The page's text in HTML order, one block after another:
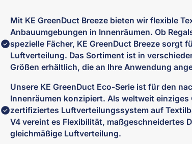
Mit KE GreenDuct Breeze bieten wir flexible
Anbauumgebungen in Innenräumen. Ob
spezielle Fächer, KE GreenDuct Breeze sorgt
Luftverteilung. Das Sortiment ist in
Größen erhältlich, die an Ihre Anwendung
Unsere KE GreenDuct Eco-Serie ist für den
Innenräumen konzipiert. Als weltweit einziges
zertifiziertes Luftverteilungssystem auf
V4 vereint es Flexibilität, maßgeschneidertes
gleichmäßige Luftverteilung.